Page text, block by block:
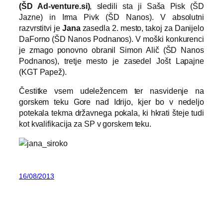
(ŠD Ad-venture.si), sledili sta ji Saša Pisk (ŠD
Jazne) in Irma Pivk (ŠD Nanos). V absolutni
razvrstitvi je Jana zasedla 2. mesto, takoj za Danijelo
DaForno (ŠD Nanos Podnanos). V moški konkurenci
je zmago ponovno obranil Simon Alič (ŠD Nanos
Podnanos), tretje mesto je zasedel Jošt Lapajne
(KGT Papež).
Čestitke vsem udeležencem ter nasvidenje na
gorskem teku Gore nad Idrijo, kjer bo v nedeljo
potekala tekma državnega pokala, ki hkrati šteje tudi
kot kvalifikacija za SP v gorskem teku.
16/08/2013